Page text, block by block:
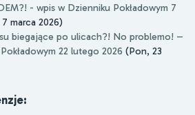
- wpis w Dzienniku Pokładowym 7
marca 2026)
biegające po ulicach?! No problemo! –
22 lutego 2026 (Pon, 23